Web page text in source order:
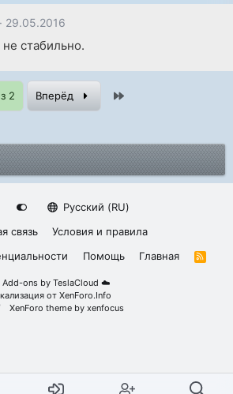
29.05.2016
стабильно.
2 Вперёд
Русский (RU)
связь
Условия и правила
Помощь Главная
R
Add-ons by TeslaCloud ☁️
от XenForo.Info
XenForo theme by xenfocus